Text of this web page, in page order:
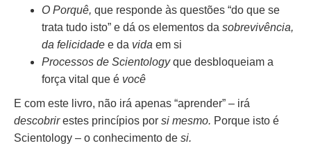
O Porquê, que responde às questões “do que se
trata tudo isto” e dá os elementos da sobrevivência,
da felicidade e da vida em si
Processos de Scientologyque desbloqueiam a
força vital que é você
E com este livro, não irá apenas “aprender” – irá
descobrirestes princípios por si mesmo. Porque isto é
Scientology – o conhecimento de si.